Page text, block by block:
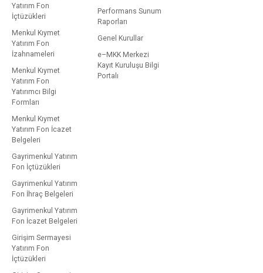
Yatırım Fon
İçtüzükleri
Menkul Kıymet
Yatırım Fon
İzahnameleri
Menkul Kıymet
Yatırım Fon
Yatırımcı Bilgi
Formları
Menkul Kıymet
Yatırım Fon İcazet
Belgeleri
Gayrimenkul Yatırım
Fon İçtüzükleri
Gayrimenkul Yatırım
Fon İhraç Belgeleri
Gayrimenkul Yatırım
Fon İcazet Belgeleri
Girişim Sermayesi
Yatırım Fon
İçtüzükleri
Performans Sunum
Raporları
Genel Kurullar
e–MKK Merkezi
Kayıt Kuruluşu Bilgi
Portalı